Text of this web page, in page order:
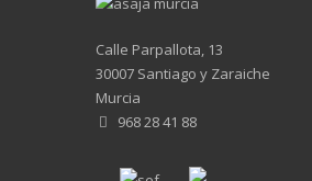
Calle Parpallota, 13
30007 Santiago y Zaraiche
Murcia
968 28 41 88